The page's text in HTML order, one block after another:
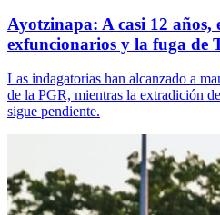
Ayotzinapa: A casi 12 años,
exfuncionarios y la fuga de
Las indagatorias han alcanzado a
de la PGR, mientras la extradición
sigue pendiente.